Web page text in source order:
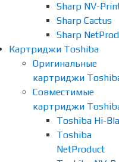
Sharp NV-
Sharp Cactus
Sharp
Картриджи Toshiba
Оригинальные
картриджи
Совместимые
картриджи
Toshiba Hi-
Toshiba
NetProduct